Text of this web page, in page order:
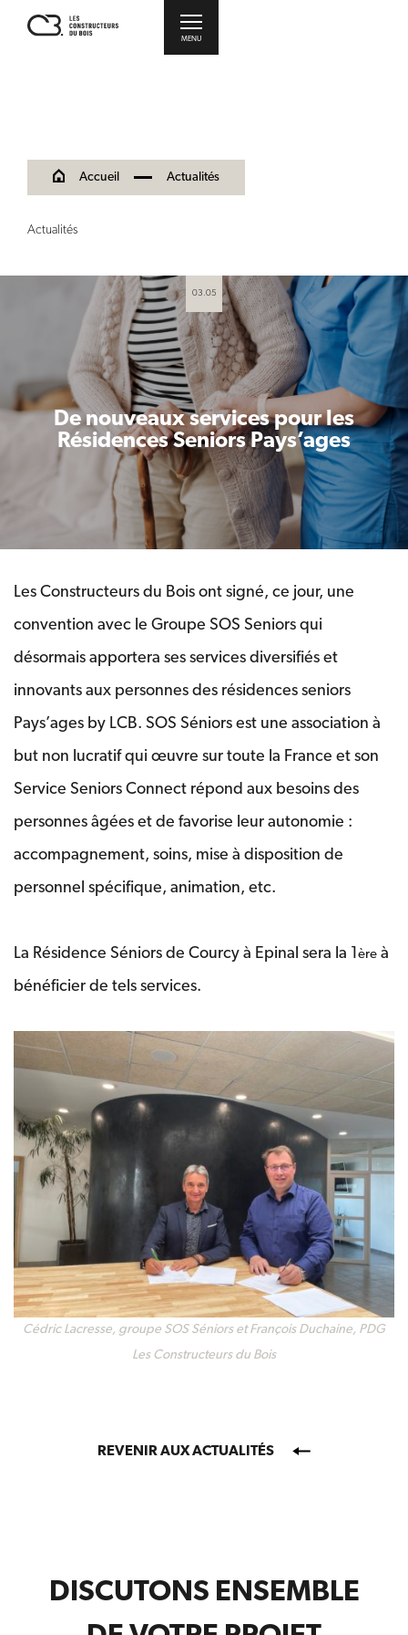
MENU
Accueil Actualités
Actualités
03.05
De nouveaux services pour les
Résidences Seniors Pays’ages
Les Constructeurs du Bois ont signé, ce jour, une
convention avec le Groupe SOS Seniors qui
désormais apportera ses services diversifiés et
innovants aux personnes des résidences seniors
Pays’ages by LCB. SOS Séniors est une association à
but non lucratif qui œuvre sur toute la France et son
Service Seniors Connect répond aux besoins des
personnes âgées et de favorise leur autonomie :
accompagnement, soins, mise à disposition de
personnel spécifique, animation, etc.
La Résidence Séniors de Courcy à Epinal sera la 1ère à
bénéficier de tels services.
Cédric Lacresse, groupe SOS Séniors et François Duchaine, PDG
Les Constructeurs du Bois
REVENIR AUX ACTUALITÉS
DISCUTONS ENSEMBLE